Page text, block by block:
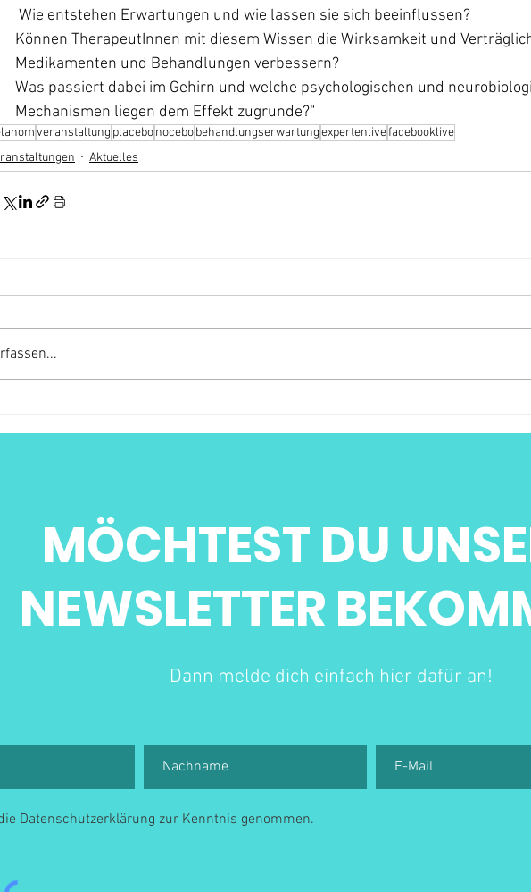
Wie entstehen Erwartungen und wie lassen sie sich beeinflussen?
Können TherapeutInnen mit diesem Wissen die Wirksamkeit und
Medikamenten und Behandlungen verbessern?
Was passiert dabei im Gehirn und welche psychologischen und
Mechanismen liegen dem Effekt zugrunde?“
veranstaltung placebonocebobehandlungserwartungexpertenlivefacebooklive
Aktuelles
MÖCHTEST DU
NEWSLETTER
Dann melde dich einfach hier dafür an!
Datenschutzerklärung zur Kenntnis genommen.